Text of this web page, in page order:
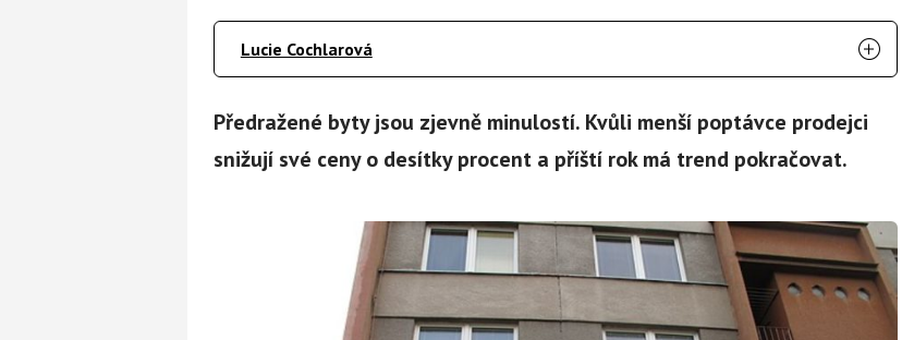
Lucie Cochlarová
Předražené byty jsou zjevně minulostí. Kvůli menší poptávce prodejci
snižují své ceny o desítky procent a příští rok má trend pokračovat.